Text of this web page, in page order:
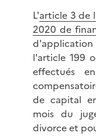
L'article 3 de
2020 de
l'article 199
effectués
de capital
mois du
divorce et